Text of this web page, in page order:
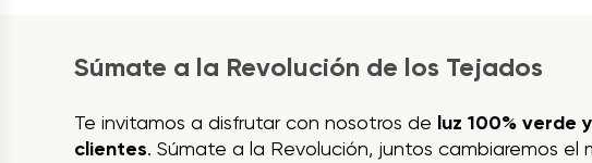
Súmate a la Revolución de los Tejados
Te invitamos a disfrutar con nosotros de luz 100% verde
clientes. Súmate a la Revolución, juntos cambiaremos